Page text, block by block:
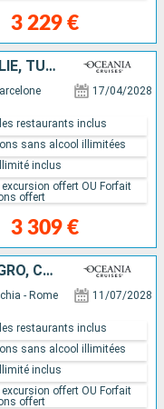
3 229 €
ESPAGNE, FRANCE, MONACO, ITALIE, TURQUIE, GRÈCE
17/04/2028
3 309 €
restaurants inclus
sans alcool illimitées
inclus
excursion offert OU Forfait
offert
ITALIE, MALTE, GRÈCE, MONTÉNÉGRO, CROATIE
- Rome 11/07/2028
restaurants inclus
sans alcool illimitées
inclus
excursion offert OU Forfait
offert